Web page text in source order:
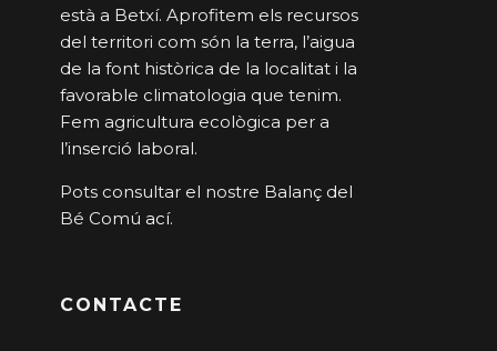
està a Betxí. Aprofitem els recursos
del territori com són la terra, l’aigua
de la font històrica de la localitat i la
favorable climatologia que tenim.
Fem agricultura ecològica per a
l’inserció laboral.
Pots consultar el nostre Balanç del
Bé Comú ací.
CONTACTE